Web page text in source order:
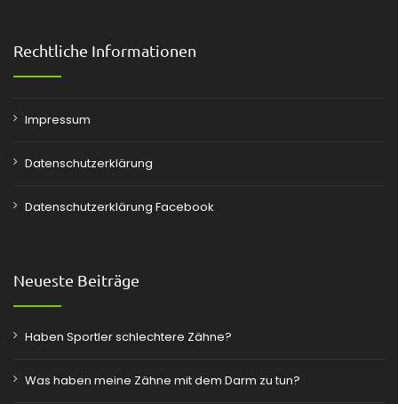
Rechtliche Informationen
Impressum
Datenschutzerklärung
Datenschutzerklärung Facebook
Neueste Beiträge
Haben Sportler schlechtere Zähne?
Was haben meine Zähne mit dem Darm zu tun?